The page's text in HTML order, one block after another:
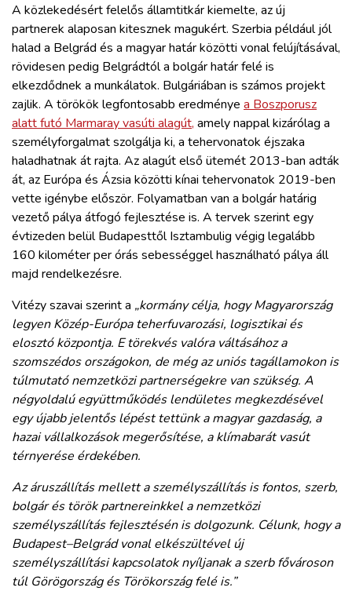
A közlekedésért felelős államtitkár kiemelte, az új
partnerek alaposan kitesznek magukért. Szerbia például jól
halad a Belgrád és a magyar határ közötti vonal felújításával,
rövidesen pedig Belgrádtól a bolgár határ felé is
elkezdődnek a munkálatok. Bulgáriában is számos projekt
zajlik. A törökök legfontosabb eredménye a Boszporusz
alatt futó Marmaray vasúti alagút, amely nappal kizárólag a
személyforgalmat szolgálja ki, a tehervonatok éjszaka
haladhatnak át rajta. Az alagút első ütemét 2013-ban adták
át, az Európa és Ázsia közötti kínai tehervonatok 2019-ben
vette igénybe először. Folyamatban van a bolgár határig
vezető pálya átfogó fejlesztése is. A tervek szerint egy
évtizeden belül Budapesttől Isztambulig végig legalább
160 kilométer per órás sebességgel használható pálya áll
majd rendelkezésre.
Vitézy szavai szerint a „kormány célja, hogy Magyarország
legyen Közép-Európa teherfuvarozási, logisztikai és
elosztó központja. E törekvés valóra váltásához a
szomszédos országokon, de még az uniós tagállamokon is
túlmutató nemzetközi partnerségekre van szükség. A
négyoldalú együttműködés lendületes megkezdésével
egy újabb jelentős lépést tettünk a magyar gazdaság, a
hazai vállalkozások megerősítése, a klímabarát vasút
térnyerése érdekében.
Az áruszállítás mellett a személyszállítás is fontos, szerb,
bolgár és török partnereinkkel a nemzetközi
személyszállítás fejlesztésén is dolgozunk. Célunk, hogy a
Budapest–Belgrád vonal elkészültével új
személyszállítási kapcsolatok nyíljanak a szerb fővároson
túl Görögország és Törökország felé is.”